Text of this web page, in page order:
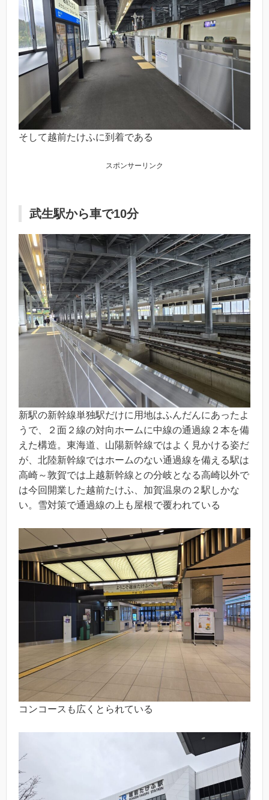
そして越前たけふに到着である
スポンサーリンク
武生駅から車で10分
新駅の新幹線単独駅だけに用地はふんだんにあったよ
うで、２面２線の対向ホームに中線の通過線２本を備
えた構造。東海道、山陽新幹線ではよく見かける姿だ
が、北陸新幹線ではホームのない通過線を備える駅は
高崎～敦賀では上越新幹線との分岐となる高崎以外で
は今回開業した越前たけふ、加賀温泉の２駅しかな
い。雪対策で通過線の上も屋根で覆われている
コンコースも広くとられている